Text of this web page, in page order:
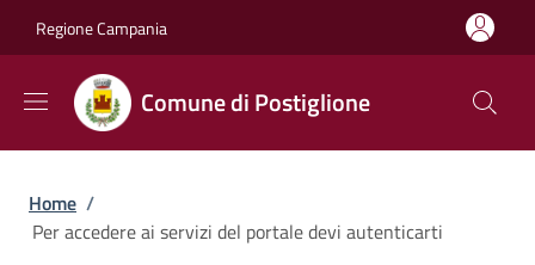
Regione Campania
Comune di Postiglione
Briciole di pane
Home /
Per accedere ai servizi del portale devi autenticarti